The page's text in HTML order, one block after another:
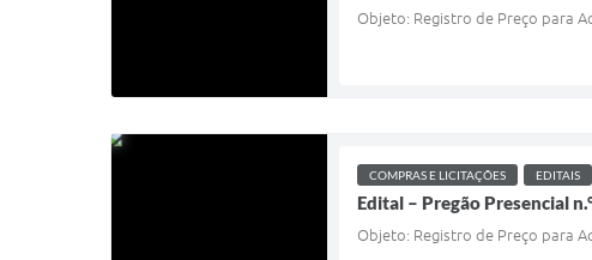
Objeto: Registro de Preço para
COMPRAS E LICITAÇÕES EDITAIS
Edital – Pregão Presencial
Objeto: Registro de Preço para